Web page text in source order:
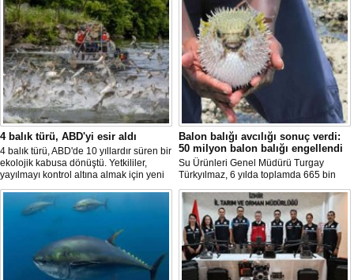
4 balık türü, ABD'yi esir aldı
4 balık türü, ABD'de 10 yıllardır süren bir
ekolojik kabusa dönüştü. Yetkililer,
yayılmayı kontrol altına almak için yeni
projeler geliştirirken, uzmanlar
tamamen yok edilmenin imkansız
olduğunu belirtiyor.
Balon balığı avcılığı sonuç verdi:
50 milyon balon balığı engellendi
Su Ürünleri Genel Müdürü Turgay
Türkyılmaz, 6 yılda toplamda 665 bin
balon balığının ekosistemden
uzaklaştırıldığını belirterek, "Balon balığı
avcılığı sayesinde, yaklaşık 50 milyon
yeni balon balığının ekosisteme
katılması önlendi." dedi.